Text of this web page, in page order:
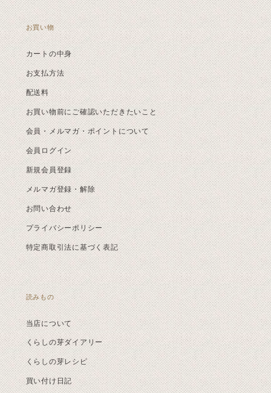
お買い物
カートの中身
お支払方法
配送料
お買い物前にご確認いただきたいこと
会員・メルマガ・ポイントについて
会員ログイン
新規会員登録
メルマガ登録・解除
お問い合わせ
プライバシーポリシー
特定商取引法に基づく表記
読みもの
当店について
くらしの芽ダイアリー
くらしの芽レシピ
買い付け日記